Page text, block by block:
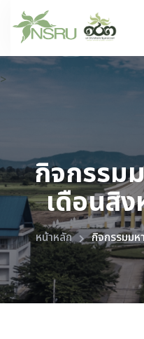
>
กิจกรรม
เดือนสิ
หน้าหลัก กิจกรรมมห